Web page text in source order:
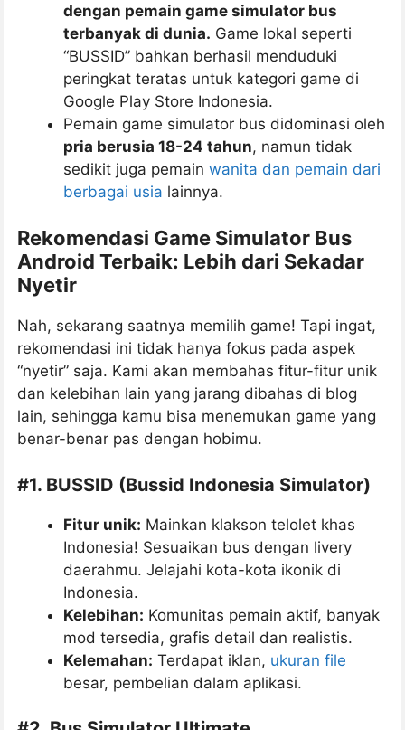
dengan pemain game simulator bus
terbanyak di dunia. Game lokal seperti
“BUSSID” bahkan berhasil menduduki
peringkat teratas untuk kategori game di
Google Play Store Indonesia.
Pemain game simulator bus didominasi oleh
pria berusia 18-24 tahun, namun tidak
sedikit juga pemain wanita dan pemain dari
berbagai usia lainnya.
Rekomendasi Game Simulator Bus
Android Terbaik: Lebih dari Sekadar
Nyetir
Nah, sekarang saatnya memilih game! Tapi ingat,
rekomendasi ini tidak hanya fokus pada aspek
“nyetir” saja. Kami akan membahas fitur-fitur unik
dan kelebihan lain yang jarang dibahas di blog
lain, sehingga kamu bisa menemukan game yang
benar-benar pas dengan hobimu.
#1. BUSSID (Bussid Indonesia Simulator)
Fitur unik: Mainkan klakson telolet khas
Indonesia! Sesuaikan bus dengan livery
daerahmu. Jelajahi kota-kota ikonik di
Indonesia.
Kelebihan: Komunitas pemain aktif, banyak
mod tersedia, grafis detail dan realistis.
Kelemahan: Terdapat iklan, ukuran file
besar, pembelian dalam aplikasi.